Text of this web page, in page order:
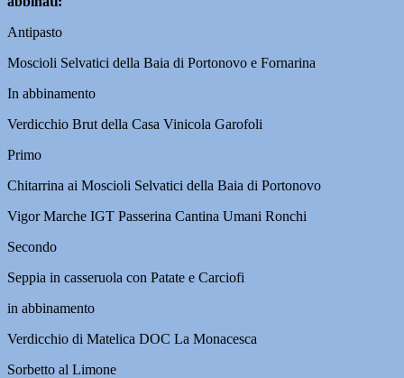
Antipasto
Moscioli Selvatici della Baia di Portonovo e Fornarina
In abbinamento
Verdicchio Brut della Casa Vinicola Garofoli
Primo
Chitarrina ai Moscioli Selvatici della Baia di Portonovo
Vigor Marche IGT Passerina Cantina Umani Ronchi
Secondo
Seppia in casseruola con Patate e Carciofi
in abbinamento
Verdicchio di Matelica DOC La Monacesca
Sorbetto al Limone